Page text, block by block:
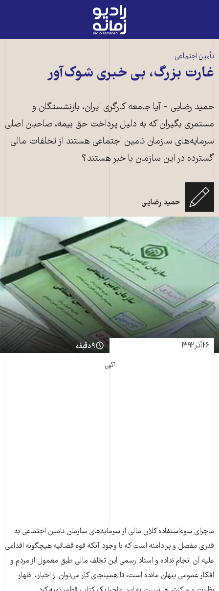
رادیو
زمانه
صفحه
اصلی
تأمین اجتماعی
غارت بزرگ، بی خبری شوک‌آور
حمید رضایی - آیا جامعه کارگری ایران، بازنشستگان و
مستمری بگیران که به دلیل پرداخت حق بیمه، صاحبان اصلی
سرمایه‌های سازمان تامین اجتماعی هستند از تخلفات مالی
گسترده در این سازمان با خبر هستند؟
حمید رضایی
۲۶ آذر ۱۳۹۲ ۹ دقیقه
آگهی
ماجرای سوءاستفاده کلان مالی از سرمایه‌های سازمان تامین اجتماعی به
قدری مفصل و پر دامنه است که با وجود آنکه قوه قضائیه هیچگونه اقدامی
علیه آن انجام نداده و اسناد رسمی این تخلف مالی طبق معمول از مردم و
افکار عمومی پنهان مانده است، تا همینجای کار می‌توان از اخبار، اظهار